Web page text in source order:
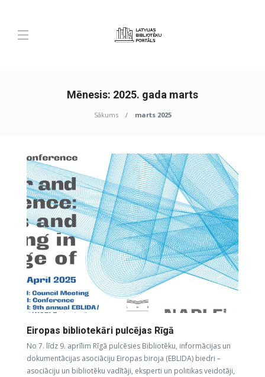
Mēnesis: 2025. gada marts
Sākums marts 2025
Eiropas bibliotekāri pulcējas Rīgā
No 7. līdz 9. aprīlim Rīgā pulcēsies Bibliotēku, informācijas un
dokumentācijas asociāciju Eiropas biroja (EBLIDA) biedri –
asociāciju un bibliotēku vadītāji, eksperti un politikas veidotāji,